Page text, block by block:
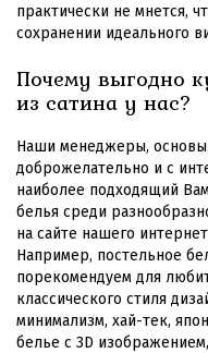
практически не мнется,
сохранении идеального
Почему выгодно
из сатина у нас?
Наши менеджеры,
доброжелательно и с
наиболее подходящий
белья среди
на сайте нашего
Например, постельное
порекомендуем для
классического стиля
минимализм, хай-тек,
белье с 3D